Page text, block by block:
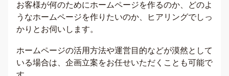
お客様が何のためにホームページを作るのか、どのよ
うなホームページを作りたいのか、ヒアリングでしっ
かりとお伺いします。
ホームページの活用方法や運営目的などが漠然として
いる場合は、企画立案をお任せいただくことも可能で